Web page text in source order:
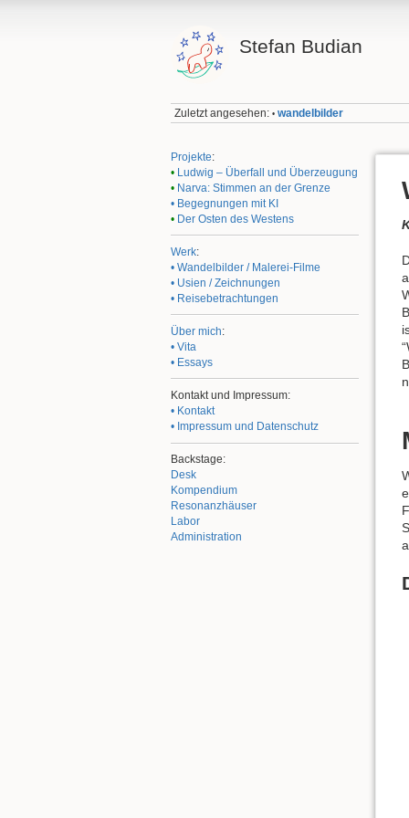
Stefan Budian
Zuletzt angesehen: • wandelbilder
Projekte:
• Ludwig – Überfall und Überzeugung
• Narva: Stimmen an der Grenze
• Begegnungen mit KI
• Der Osten des Westens
Werk:
• Wandelbilder / Malerei-Filme
• Usien / Zeichnungen
• Reisebetrachtungen
Über mich:
• Vita
• Essays
Kontakt und Impressum:
• Kontakt
• Impressum und Datenschutz
Backstage:
Desk
Kompendium
Resonanzhäuser
Labor
Administration